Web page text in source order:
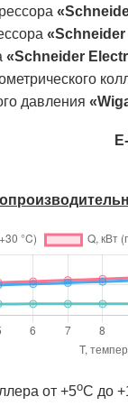
«Schneider
давления
от +5оC до